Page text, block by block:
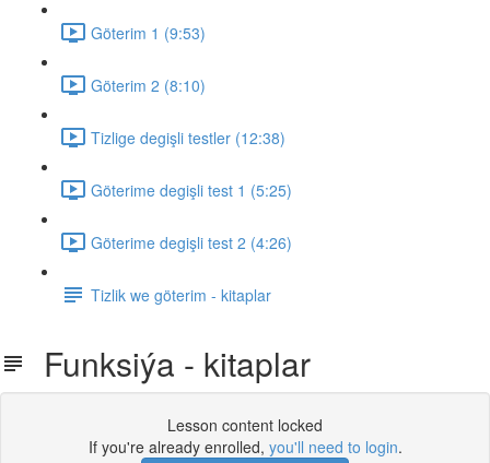
Göterim 1 (9:53)
Göterim 2 (8:10)
Tizlige degişli testler (12:38)
Göterime degişli test 1 (5:25)
Göterime degişli test 2 (4:26)
Tizlik we göterim - kitaplar
Funksiýa - kitaplar
Lesson content locked
If you're already enrolled, you'll need to login.